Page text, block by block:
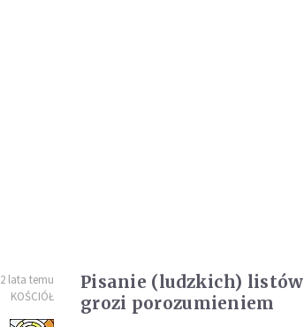
2 lata temu
KOŚCIÓŁ
Pisanie (ludzkich) listów
grozi porozumieniem